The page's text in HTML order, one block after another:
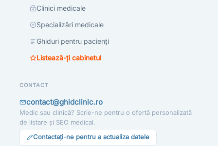
Clinici medicale
Specializări medicale
Ghiduri pentru pacienți
Listează-ți cabinetul
CONTACT
contact@ghidclinic.ro
Medic sau clinică? Scrie-ne pentru o ofertă personalizată
de listare și SEO medical.
Contactați-ne pentru a actualiza datele